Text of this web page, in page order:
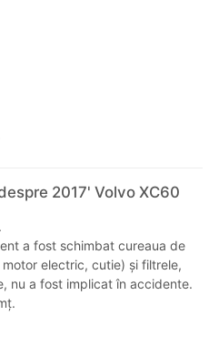
2017' Volvo XC60
a fost schimbat cureaua de
electric, cutie) și filtrele,
nu a fost implicat în accidente.